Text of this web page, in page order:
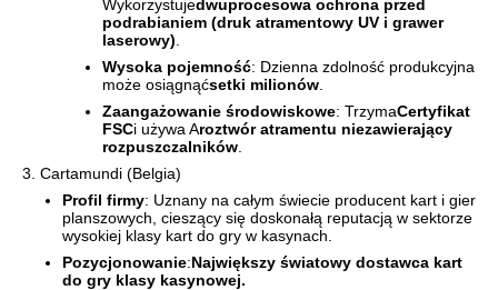
Wykorzystujedwuprocesowa ochrona przed
podrabianiem (druk atramentowy UV i grawer
laserowy)
Wysoka pojemność: Dzienna zdolność produkcyjna
może osiągnąćsetki milionów
Zaangażowanie środowiskowe: TrzymaCertyfikat
FSCi używa Aroztwór atramentu niezawierający
rozpuszczalników
3. Cartamundi (Belgia)
Profil firmy: Uznany na całym świecie producent kart i gier
planszowych, cieszący się doskonałą reputacją w sektorze
wysokiej klasy kart do gry w kasynach.
Pozycjonowanie:Największy światowy dostawca kart
do gry klasy kasynowej.